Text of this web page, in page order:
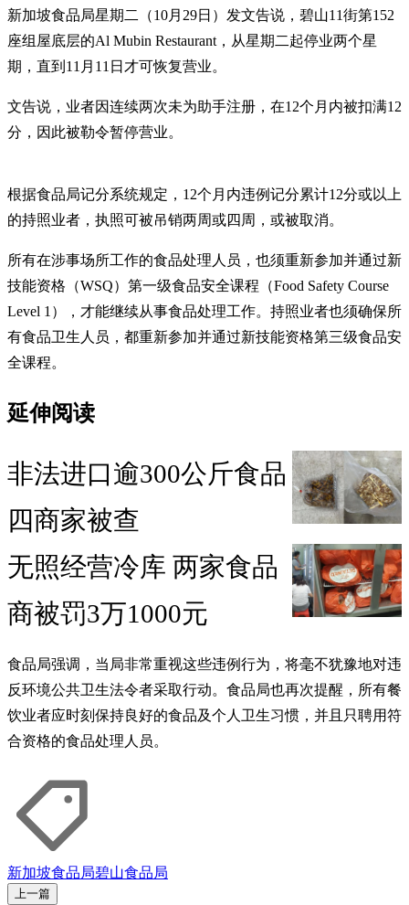
新加坡食品局星期二（10月29日）发文告说，碧山11街第152
座组屋底层的Al Mubin Restaurant，从星期二起停业两个星
期，直到11月11日才可恢复营业。
文告说，业者因连续两次未为助手注册，在12个月内被扣满12
分，因此被勒令暂停营业。
根据食品局记分系统规定，12个月内违例记分累计12分或以上
的持照业者，执照可被吊销两周或四周，或被取消。
所有在涉事场所工作的食品处理人员，也须重新参加并通过新
技能资格（WSQ）第一级食品安全课程（Food Safety Course
Level 1），才能继续从事食品处理工作。持照业者也须确保所
有食品卫生人员，都重新参加并通过新技能资格第三级食品安
全课程。
延伸阅读
非法进口逾300公斤食品
四商家被查
无照经营冷库 两家食品
商被罚3万1000元
食品局强调，当局非常重视这些违例行为，将毫不犹豫地对违
反环境公共卫生法令者采取行动。食品局也再次提醒，所有餐
饮业者应时刻保持良好的食品及个人卫生习惯，并且只聘用符
合资格的食品处理人员。
新加坡食品局碧山食品局
上一篇